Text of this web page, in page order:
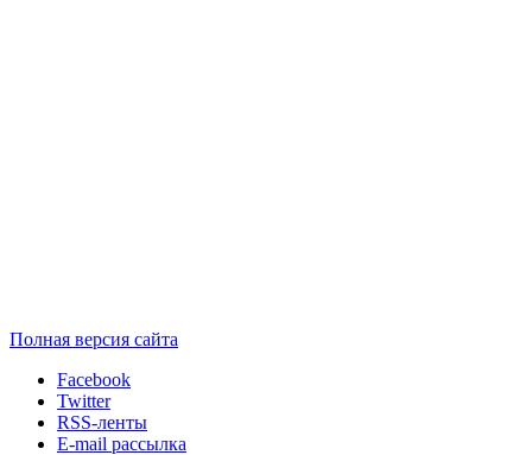
Полная версия сайта
Facebook
Twitter
RSS-ленты
E-mail рассылка